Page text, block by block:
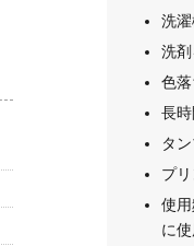
洗
洗
色
長
タ
プ
使
に